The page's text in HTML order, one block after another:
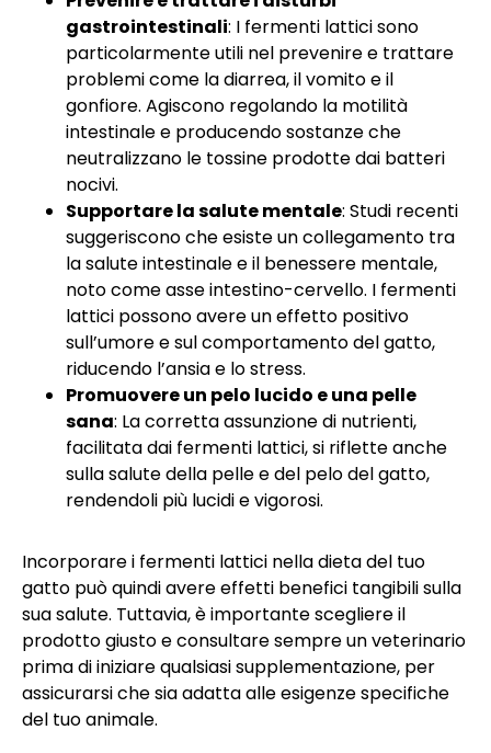
gastrointestinali: I fermenti lattici sono
particolarmente utili nel prevenire e trattare
problemi come la diarrea, il vomito e il
gonfiore. Agiscono regolando la motilità
intestinale e producendo sostanze che
neutralizzano le tossine prodotte dai batteri
nocivi.
Supportare la salute mentale: Studi recenti
suggeriscono che esiste un collegamento tra
la salute intestinale e il benessere mentale,
noto come asse intestino-cervello. I fermenti
lattici possono avere un effetto positivo
sull’umore e sul comportamento del gatto,
riducendo l’ansia e lo stress.
Promuovere un pelo lucido e una pelle
sana: La corretta assunzione di nutrienti,
facilitata dai fermenti lattici, si riflette anche
sulla salute della pelle e del pelo del gatto,
rendendoli più lucidi e vigorosi.
Incorporare i fermenti lattici nella dieta del tuo
gatto può quindi avere effetti benefici tangibili sulla
sua salute. Tuttavia, è importante scegliere il
prodotto giusto e consultare sempre un veterinario
prima di iniziare qualsiasi supplementazione, per
assicurarsi che sia adatta alle esigenze specifiche
del tuo animale.